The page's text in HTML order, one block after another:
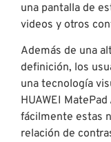
una pantalla de
videos y otros
Además de una
definición, los
una tecnología
HUAWEI
fácilmente estas
relación de